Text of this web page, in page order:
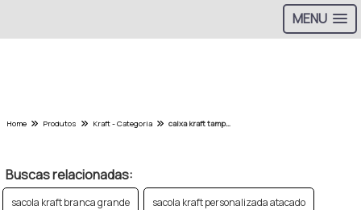
MENU
Home Produtos Kraft - Categoria caixa kraft tampa transparente
Buscas relacionadas:
sacola kraft branca grande sacola kraft personalizada atacado